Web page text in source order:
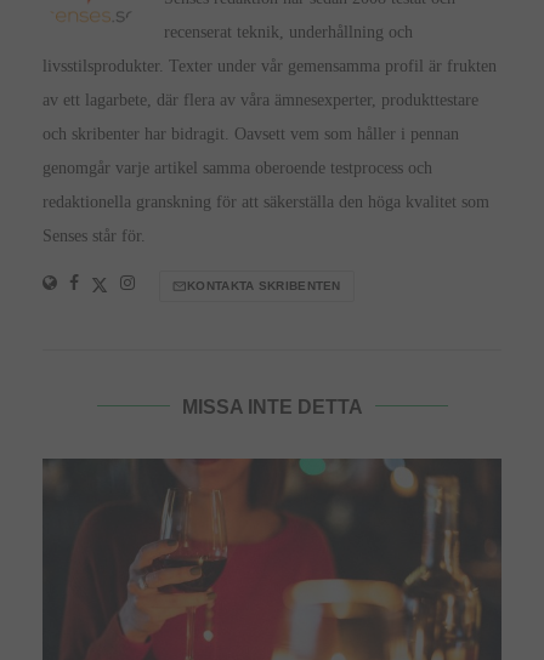
recenserat teknik, underhållning och
livsstilsprodukter. Texter under vår gemensamma profil är frukten
av ett lagarbete, där flera av våra ämnesexperter, produkttestare
och skribenter har bidragit. Oavsett vem som håller i pennan
genomgår varje artikel samma oberoende testprocess och
redaktionella granskning för att säkerställa den höga kvalitet som
Senses står för.
KONTAKTA SKRIBENTEN
MISSA INTE DETTA